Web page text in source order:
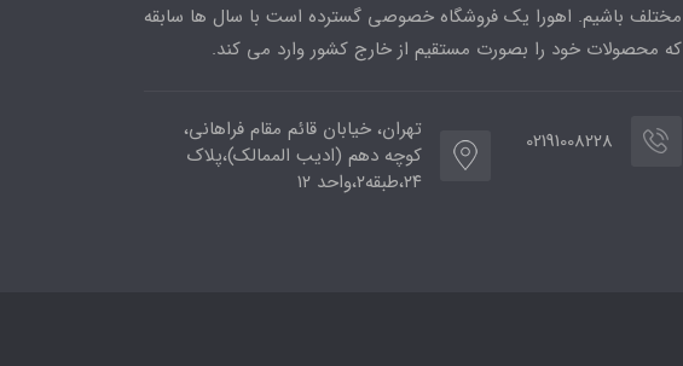
مختلف باشیم. اهورا یک فروشگاه خصوصی گسترده است با سال ها سابقه
که محصولات خود را بصورت مستقیم از خارج کشور وارد می کند.
02191008228
تهران، خیابان قائم مقام فراهانی،
کوچه دهم (ادیب الممالک)،پلاک
۲۴،طبقه۲،واحد ۱۲